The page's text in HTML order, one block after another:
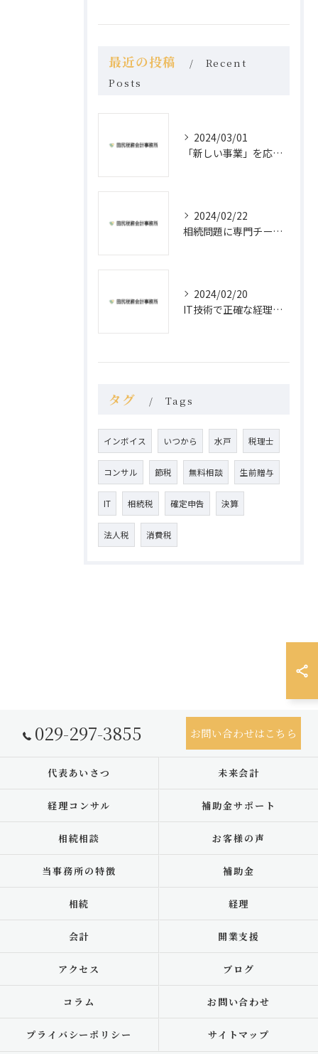
最近の投稿
Recent
Posts
2024/03/01
「新しい事業」を応援！会計事務所が提供する開業支援とは？
2024/02/22
相続問題に専門チームが迅速＆丁寧に対応
2024/02/20
IT技術で正確な経理業務を
タグ Tags
インボイス いつから 水戸 税理士
コンサル 節税 無料相談 生前贈与
IT 相続税 確定申告 決算
法人税 消費税
029-297-3855 お問い合わせはこちら
代表あいさつ 未来会計
経理コンサル 補助金サポート
相続相談 お客様の声
当事務所の特徴 補助金
相続 経理
会計 開業支援
アクセス ブログ
コラム お問い合わせ
プライバシーポリシー サイトマップ